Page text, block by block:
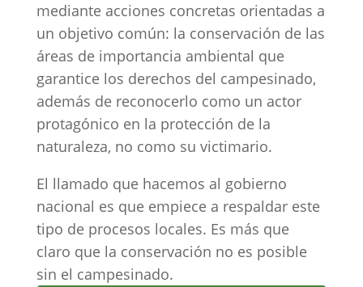
mediante acciones concretas orientadas a
un objetivo común: la conservación de las
áreas de importancia ambiental que
garantice los derechos del campesinado,
además de reconocerlo como un actor
protagónico en la protección de la
naturaleza, no como su victimario.
El llamado que hacemos al gobierno
nacional es que empiece a respaldar este
tipo de procesos locales. Es más que
claro que la conservación no es posible
sin el campesinado.